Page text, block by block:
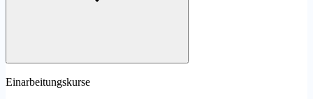
Einarbeitungskurse